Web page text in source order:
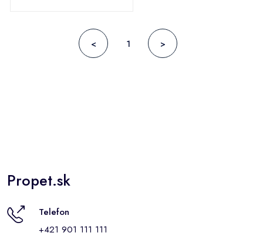
< 1 >
Propet.sk
Telefon
+421 901 111 111